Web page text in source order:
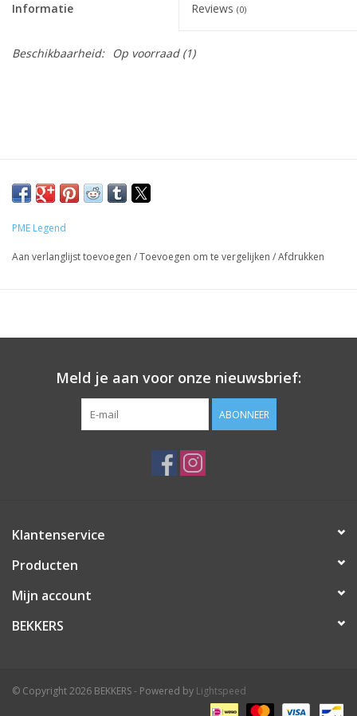
Informatie Reviews (0)
Beschikbaarheid: Op voorraad(1)
PME Legend
Aan verlanglijst toevoegen /Toevoegen om te vergelijken /Afdrukken
Meld je aan voor onze nieuwsbrief:
ABONNEER
Klantenservice
Producten
Mijn account
BEKKERS
© Copyright 2026 BEKKERS - Powered by Lightspeed